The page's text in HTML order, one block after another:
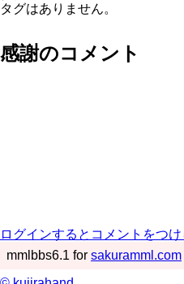
タグはありません。
感謝のコメント
ログインするとコメントをつけ
mmlbbs6.1 for sakuramml.com